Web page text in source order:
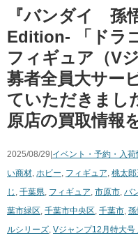
『バンダイ 孫
Edition- 「ドラ
フィギュア（V
募者全員大サー
ていただきまし
原店の買取情報
2025/08/29| イベント・予約・入荷
い商材, ホビー, フィギュア, 桃太
じ , 千葉県, フィギュア, 市原市, バ
葉市緑区, 千葉市中央区, 千葉市,
ルシリーズ, Vジャンプ12月特大号